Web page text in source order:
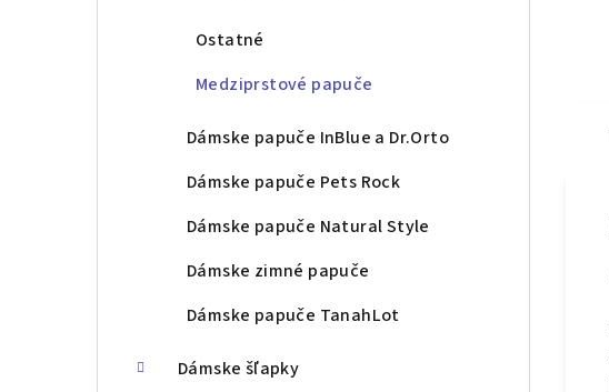
Ostatné
Medziprstové papuče
Dámske papuče InBlue a Dr.Orto
Dámske papuče Pets Rock
Dámske papuče Natural Style
Dámske zimné papuče
Dámske papuče TanahLot
Dámske šľapky